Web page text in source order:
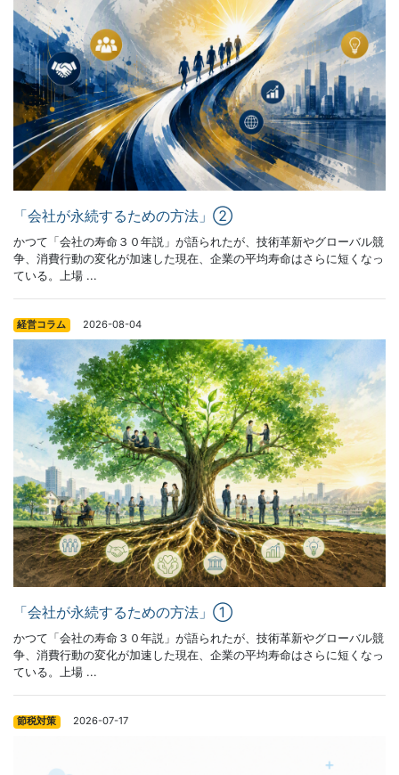
「会社が永続するための方法」②
かつて「会社の寿命３０年説」が語られたが、技術革新やグローバル競
争、消費行動の変化が加速した現在、企業の平均寿命はさらに短くなっ
ている。上場 ...
経営コラム 2026-08-04
「会社が永続するための方法」①
かつて「会社の寿命３０年説」が語られたが、技術革新やグローバル競
争、消費行動の変化が加速した現在、企業の平均寿命はさらに短くなっ
ている。上場 ...
節税対策 2026-07-17